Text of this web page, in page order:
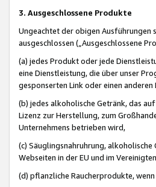
3. Ausgeschlossene Produkte
Ungeachtet der obigen
ausgeschlossen („Ausgeschlossene
(a) jedes Produkt oder jede
eine Dienstleistung, die über unser
gesponserten Link oder einen
(b) jedes alkoholische Getränk, das
Lizenz zur Herstellung, zum
Unternehmens betrieben wird,
(c) Säuglingsnahruhrung,
Webseiten in der EU und im
(d) pflanzliche Raucherprodukte,